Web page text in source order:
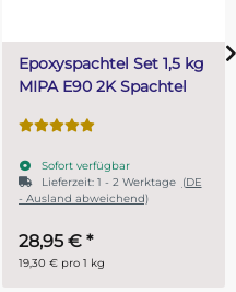
PUR (Resin) 4
Gießharz SKresin
Sofort verfügbar
ab14,95 €
29,90 € pro 1 kg